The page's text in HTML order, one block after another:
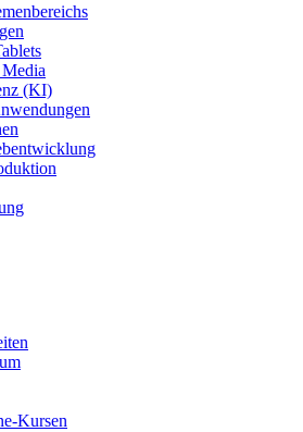
(KI)
Kursen